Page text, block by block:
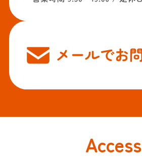
Access